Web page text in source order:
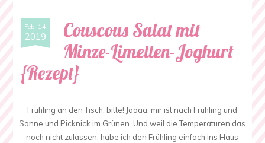
Feb. 14
2019
Couscous Salat mit
Minze-Limetten-Joghurt
{Rezept}
Frühling an den Tisch, bitte! Jaaaa, mir ist nach Frühling und
Sonne und Picknick im Grünen. Und weil die Temperaturen das
noch nicht zulassen, habe ich den Frühling einfach ins Haus